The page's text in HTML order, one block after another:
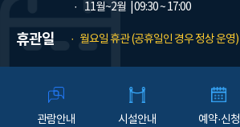
11월~2월
| 09:30 ~ 17:00
휴관일 월요일 휴관 (공휴일인 경우 정상 운영)
관람안내 시설안내 예약·신청